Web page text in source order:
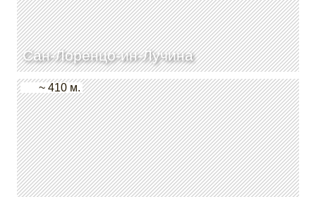
Сан-Лоренцо-ин-Лучина
~ 410 м.